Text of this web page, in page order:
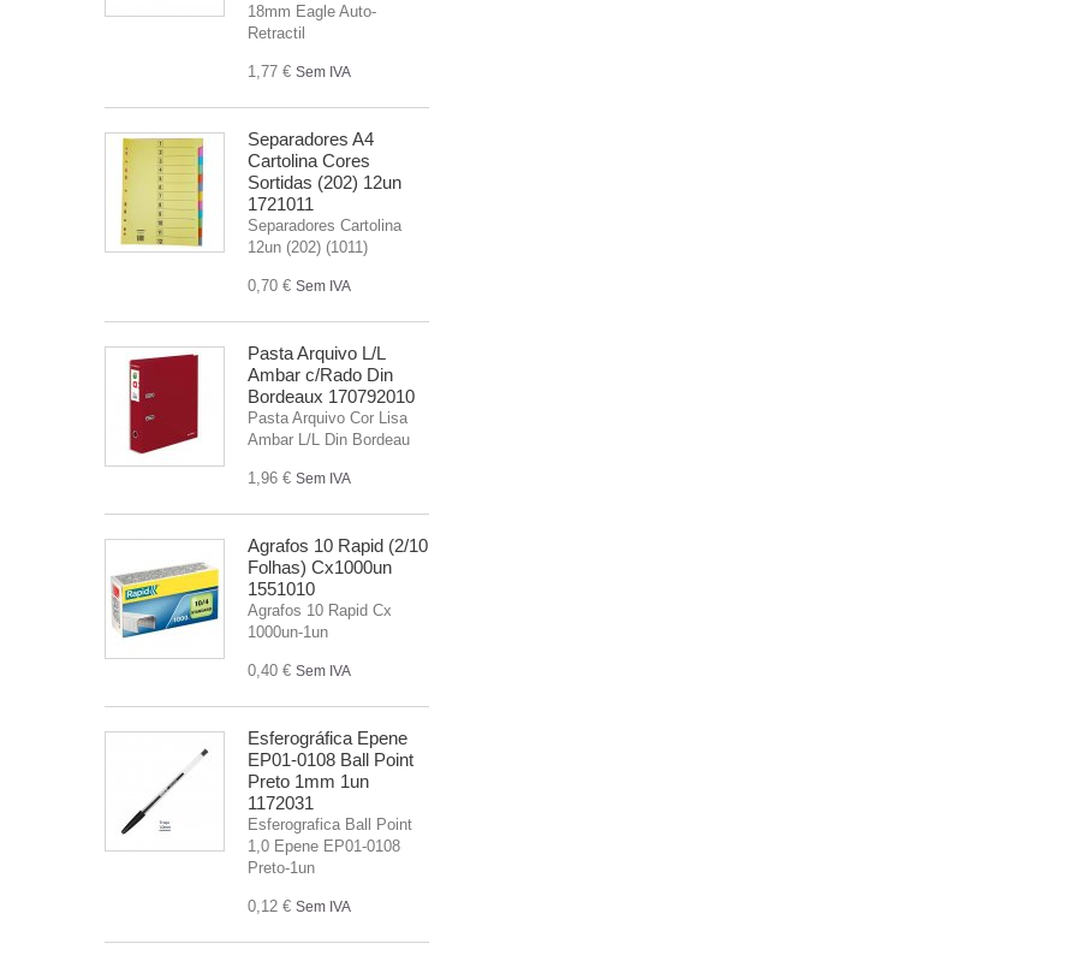
18mm Eagle Auto-
Retractil
1,77 € Sem IVA
Separadores A4
Cartolina Cores
Sortidas (202) 12un
1721011
Separadores Cartolina
12un (202) (1011)
0,70 € Sem IVA
Pasta Arquivo L/L
Ambar c/Rado Din
Bordeaux 170792010
Pasta Arquivo Cor Lisa
Ambar L/L Din Bordeau
1,96 € Sem IVA
Agrafos 10 Rapid (2/10
Folhas) Cx1000un
1551010
Agrafos 10 Rapid Cx
1000un-1un
0,40 € Sem IVA
Esferográfica Epene
EP01-0108 Ball Point
Preto 1mm 1un
1172031
Esferografica Ball Point
1,0 Epene EP01-0108
Preto-1un
0,12 € Sem IVA